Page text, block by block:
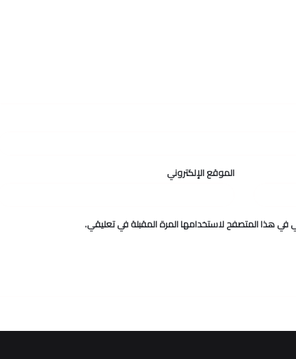
الموقع الإلكتروني
في هذا المتصفح لاستخدامها المرة المقبلة في تعليقي.